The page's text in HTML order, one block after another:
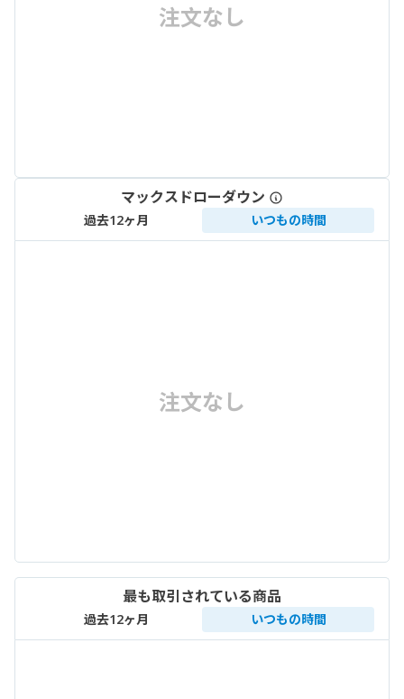
注文なし
マックスドローダウン
過去12ヶ月 いつもの時間
注文なし
最も取引されている商品
過去12ヶ月 いつもの時間